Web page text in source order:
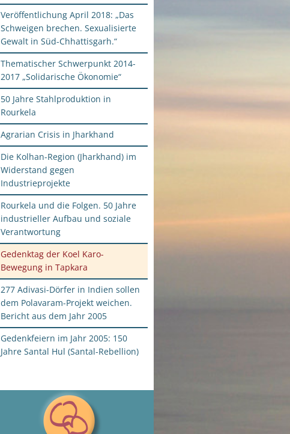
Veröffentlichung April 2018: „Das
Schweigen brechen. Sexualisierte
Gewalt in Süd-Chhattisgarh.“
Thematischer Schwerpunkt 2014-
2017 „Solidarische Ökonomie“
50 Jahre Stahlproduktion in
Rourkela
Agrarian Crisis in Jharkhand
Die Kolhan-Region (Jharkhand) im
Widerstand gegen
Industrieprojekte
Rourkela und die Folgen. 50 Jahre
industrieller Aufbau und soziale
Verantwortung
Gedenktag der Koel Karo-
Bewegung in Tapkara
277 Adivasi-Dörfer in Indien sollen
dem Polavaram-Projekt weichen.
Bericht aus dem Jahr 2005
Gedenkfeiern im Jahr 2005: 150
Jahre Santal Hul (Santal-Rebellion)